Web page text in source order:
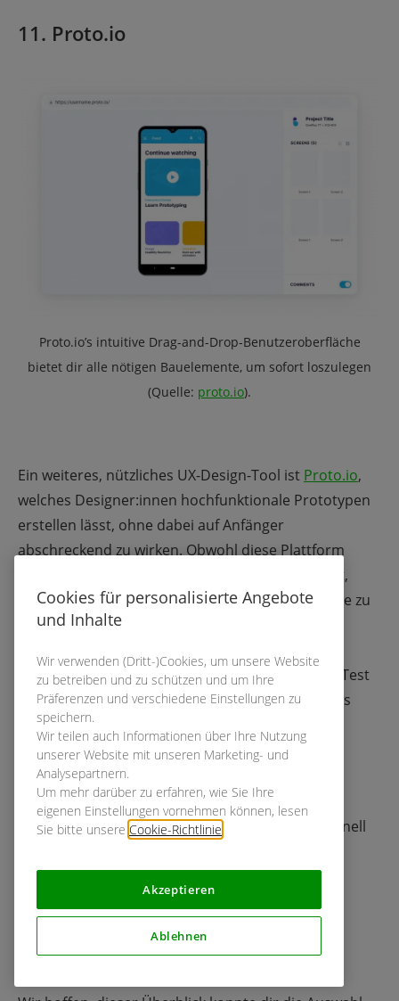
11. Proto.io
Proto.io’s intuitive Drag-and-Drop-Benutzeroberfläche
bietet dir alle nötigen Bauelemente, um sofort loszulegen
(Quelle: proto.io).
Ein weiteres, nützliches UX-Design-Tool ist Proto.io,
welches Designer:innen hochfunktionale Prototypen
erstellen lässt, ohne dabei auf Anfänger
abschreckend zu wirken. Obwohl diese Plattform
zunächst nicht ganz leicht zu überblicken scheint,
bietet sie unfassbar viele Möglichkeiten, Resultate zu
erzielen, die in jeder Hinsicht wie ein fertiges
Designer:innen die Planung, Erstellung und den Test
hochentwickelter Prototypen. Als Krönung gibt es
sogar eine Kollaborationsschnittstelle für den
gesamten Designprozess.
Kategorie:Anwendungsprototyping-Plattform
Vorteile: Leicht bedienbar, tolle Oberfläche, schnell
Übergängen ist komplex und Preis
Browser
Cookies für personalisierte Angebote
und Inhalte
Wir verwenden (Dritt-)Cookies, um unsere Website
zu betreiben und zu schützen und um Ihre
Präferenzen und verschiedene Einstellungen zu
speichern.
Wir teilen auch Informationen über Ihre Nutzung
unserer Website mit unseren Marketing- und
Analysepartnern.
Um mehr darüber zu erfahren, wie Sie Ihre
eigenen Einstellungen vornehmen können, lesen
Sie bitte unsere Cookie-Richtlinie
Akzeptieren
Ablehnen